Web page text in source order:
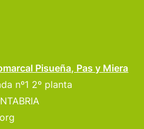
Pisueña, Pas y Miera
nº1 2º planta